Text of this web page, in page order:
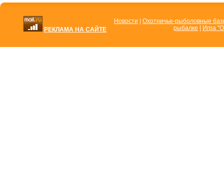
РЕКЛАМА НА САЙТЕ
Новости
Охотничье-рыболовные
рыбалке
Игра